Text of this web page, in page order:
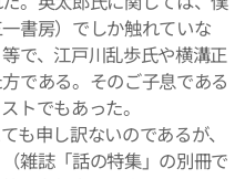
書房）でしか触れていな
で、江戸川乱歩氏や横溝正
である。そのご子息である
トでもあった。
も申し訳ないのであるが、
雑誌「話の特集」の別冊で